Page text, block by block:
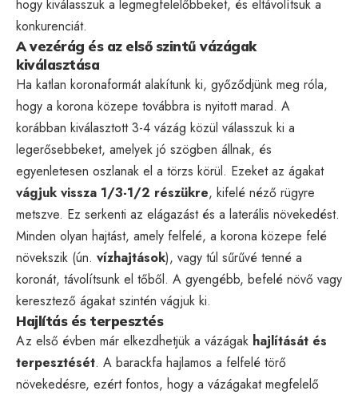
hogy kiválasszuk a legmegfelelőbbeket, és eltávolítsuk a
konkurenciát.
A vezérág és az első szintű vázágak
kiválasztása
Ha katlan koronaformát alakítunk ki, győződjünk meg róla,
hogy a korona közepe továbbra is nyitott marad. A
korábban kiválasztott 3-4 vázág közül válasszuk ki a
legerősebbeket, amelyek jó szögben állnak, és
egyenletesen oszlanak el a törzs körül. Ezeket az ágakat
vágjuk vissza 1/3-1/2 részükre, kifelé néző rügyre
metszve. Ez serkenti az elágazást és a laterális növekedést.
Minden olyan hajtást, amely felfelé, a korona közepe felé
növekszik (ún. vízhajtások), vagy túl sűrűvé tenné a
koronát, távolítsunk el tőből. A gyengébb, befelé növő vagy
keresztező ágakat szintén vágjuk ki.
Hajlítás és terpesztés
Az első évben már elkezdhetjük a vázágak hajlítását és
terpesztését. A barackfa hajlamos a felfelé törő
növekedésre, ezért fontos, hogy a vázágakat megfelelő